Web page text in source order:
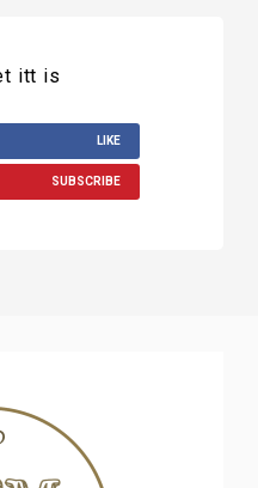
itt is
LIKE
SUBSCRIBE